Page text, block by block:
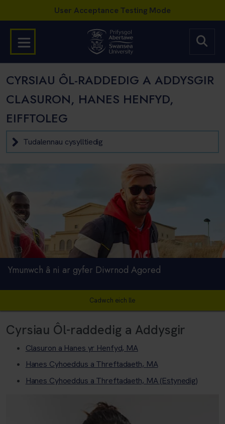
CYRSIAU ÔL-RADDEDIG A ADDYSGIR
CLASURON, HANES HENFYD,
EIFFTOLEG
Tudalennau cysylltiedig
Ymunwch â ni ar gyfer Diwrnod Agored
Cadwch eich lle
Cyrsiau Ôl-raddedig a Addysgir
Clasuron a Hanes yr Henfyd, MA
Hanes Cyhoeddus a Threftadaeth, MA
Hanes Cyhoeddus a Threftadaeth, MA (Estynedig)